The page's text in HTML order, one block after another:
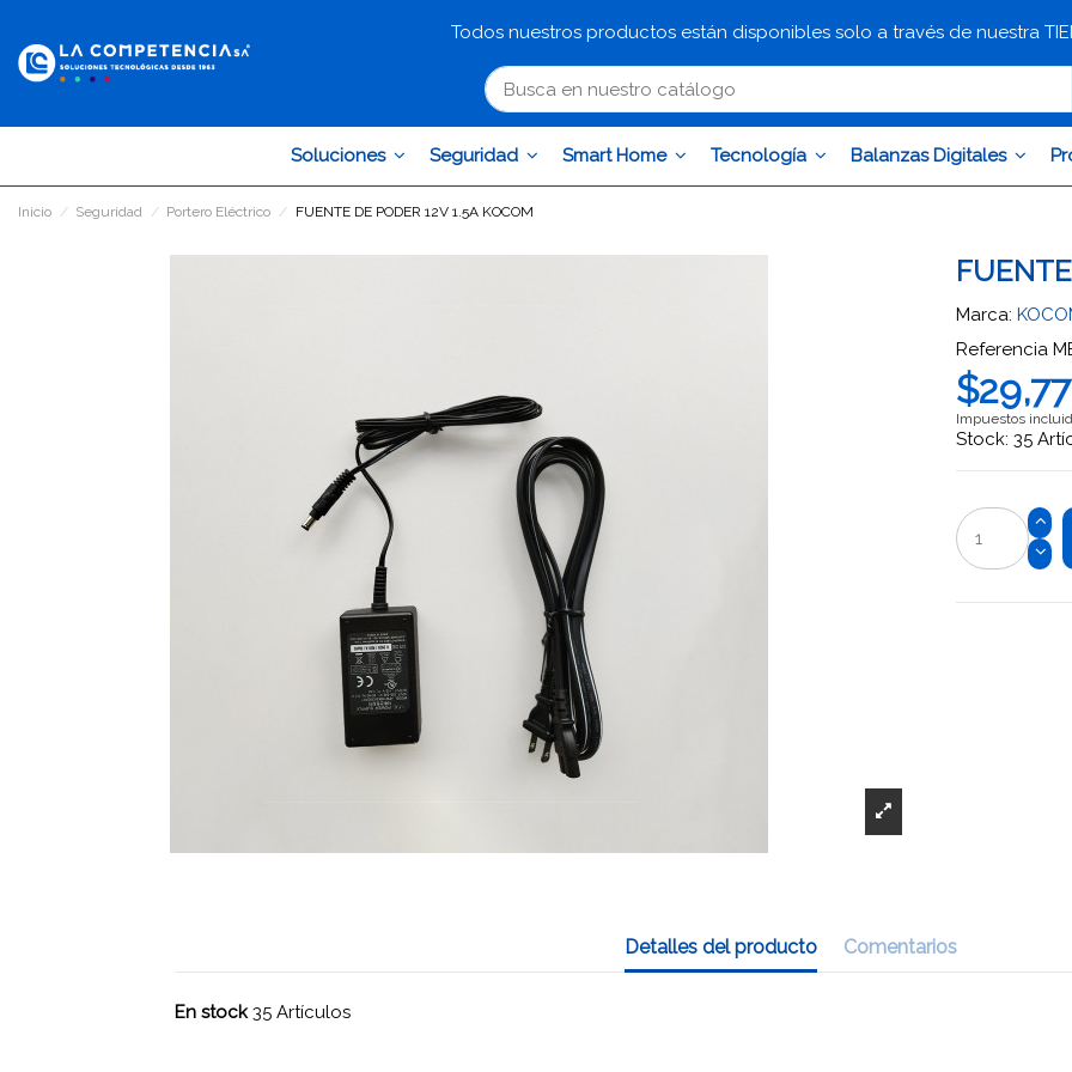
Todos nuestros productos están disponibles solo a través de nuestra
Soluciones Seguridad Smart Home Tecnología Balanzas Digitales
Inicio Seguridad Portero Eléctrico FUENTE DE PODER 12V 1.5A KOCOM
Marca:
Referencia
$29,77
Impuestos
Stock: 35
Detalles del producto Comentarios
En stock 35 Artículos